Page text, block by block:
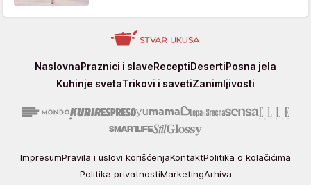
StvarNaslovnaPraznici i slaveReceptiDesertiPosna jela
Kuhinje svetaTrikovi i savetiZanimljivosti
ImpresumPravila i uslovi korišćenjaKontaktPolitika o kolačićima
Politika privatnostiMarketingArhiva